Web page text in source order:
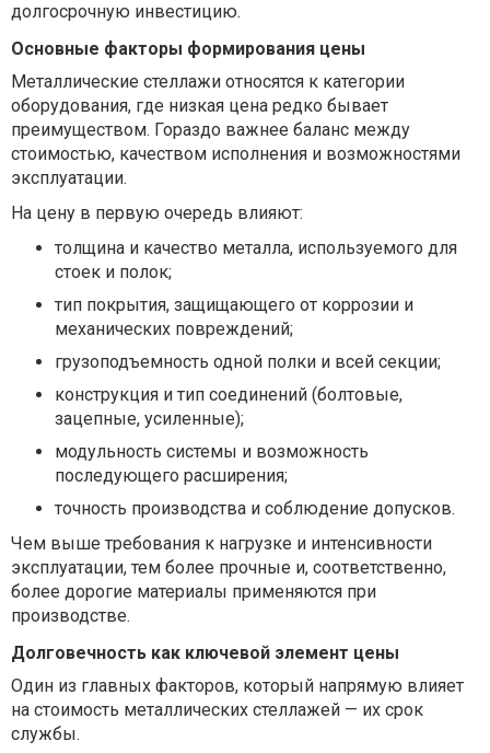
долгосрочную инвестицию.
Основные факторы формирования цены
Металлические стеллажи относятся к категории
оборудования, где низкая цена редко бывает
преимуществом. Гораздо важнее баланс между
стоимостью, качеством исполнения и возможностями
эксплуатации.
На цену в первую очередь влияют:
толщина и качество металла, используемого для
стоек и полок;
тип покрытия, защищающего от коррозии и
механических повреждений;
грузоподъемность одной полки и всей секции;
конструкция и тип соединений (болтовые,
зацепные, усиленные);
модульность системы и возможность
последующего расширения;
точность производства и соблюдение допусков.
Чем выше требования к нагрузке и интенсивности
эксплуатации, тем более прочные и, соответственно,
более дорогие материалы применяются при
производстве.
Долговечность как ключевой элемент цены
Один из главных факторов, который напрямую влияет
на стоимость металлических стеллажей — их срок
службы.